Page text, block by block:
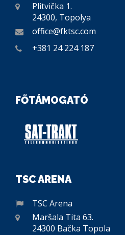
Plitvička 1.
24300, Topolya
office@fktsc.com
+381 24 224 187
FŐTÁMOGATÓ
TSC ARENA
TSC Arena
Maršala Tita 63.
24300 Bačka Topola